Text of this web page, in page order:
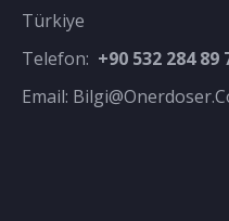
Türkiye
Telefon: +90 532 284 89
Email: